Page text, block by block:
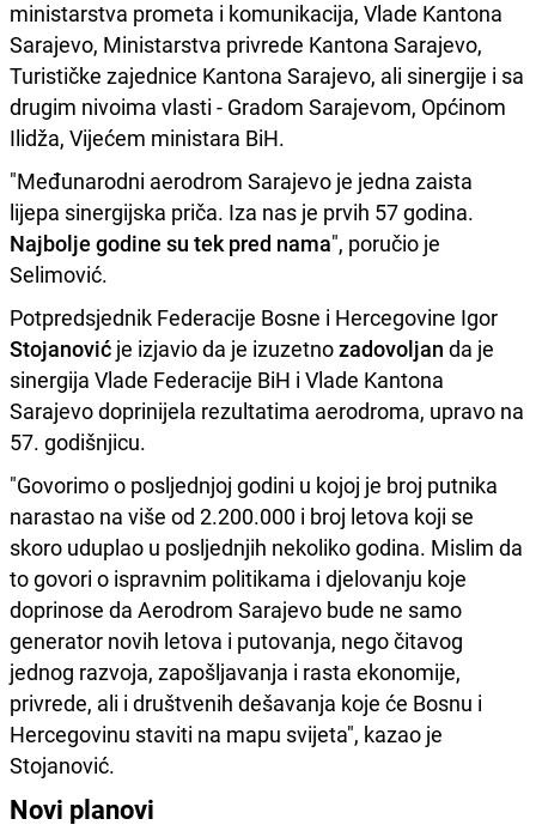
ministarstva prometa i komunikacija, Vlade Kantona
Sarajevo, Ministarstva privrede Kantona Sarajevo,
Turističke zajednice Kantona Sarajevo, ali sinergije i sa
drugim nivoima vlasti - Gradom Sarajevom, Općinom
Ilidža, Vijećem ministara BiH.
"Međunarodni aerodrom Sarajevo je jedna zaista
lijepa sinergijska priča. Iza nas je prvih 57 godina.
Najbolje godine su tek pred nama", poručio je
Selimović.
Potpredsjednik Federacije Bosne i Hercegovine Igor
Stojanović je izjavio da je izuzetnozadovoljan da je
sinergija Vlade Federacije BiH i Vlade Kantona
Sarajevo doprinijela rezultatima aerodroma, upravo na
57. godišnjicu.
"Govorimo o posljednjoj godini u kojoj je broj putnika
narastao na više od 2.200.000 i broj letova koji se
skoro uduplao u posljednjih nekoliko godina. Mislim da
to govori o ispravnim politikama i djelovanju koje
doprinose da Aerodrom Sarajevo bude ne samo
generator novih letova i putovanja, nego čitavog
jednog razvoja, zapošljavanja i rasta ekonomije,
privrede, ali i društvenih dešavanja koje će Bosnu i
Hercegovinu staviti na mapu svijeta", kazao je
Stojanović.
Novi planovi